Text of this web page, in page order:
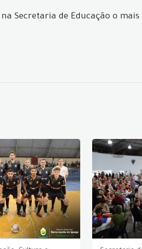
Secretaria de Educação o